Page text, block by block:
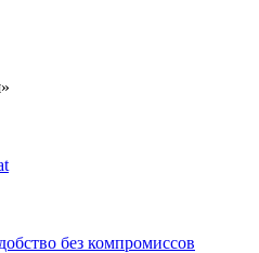
без компромиссов